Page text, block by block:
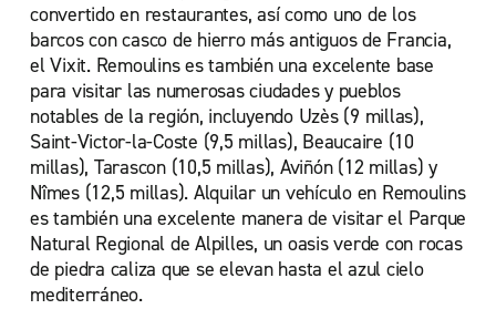
convertido en restaurantes, así como uno de los
barcos con casco de hierro más antiguos de Francia,
el Vixit. Remoulins es también una excelente base
para visitar las numerosas ciudades y pueblos
notables de la región, incluyendo Uzès (9 millas),
Saint-Victor-la-Coste (9,5 millas), Beaucaire (10
millas), Tarascon (10,5 millas), Aviñón (12 millas) y
Nîmes (12,5 millas). Alquilar un vehículo en Remoulins
es también una excelente manera de visitar el Parque
Natural Regional de Alpilles, un oasis verde con rocas
de piedra caliza que se elevan hasta el azul cielo
mediterráneo.